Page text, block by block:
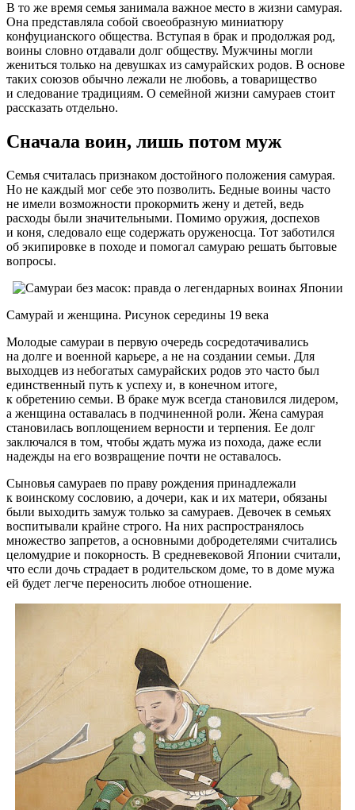
В то же время семья занимала важное место в жизни самурая.
Она представляла собой своеобразную миниатюру
конфуцианского общества. Вступая в брак и продолжая род,
воины словно отдавали долг обществу. Мужчины могли
жениться только на девушках из самурайских родов. В основе
таких союзов обычно лежали не любовь, а товарищество
и следование традициям. О семейной жизни самураев стоит
рассказать отдельно.
Сначала воин, лишь потом муж
Семья считалась признаком достойного положения самурая.
Но не каждый мог себе это позволить. Бедные воины часто
не имели возможности прокормить жену и детей, ведь
расходы были значительными. Помимо оружия, доспехов
и коня, следовало еще содержать оруженосца. Тот заботился
об экипировке в походе и помогал самураю решать бытовые
вопросы.
Самурай и женщина. Рисунок середины 19 века
Молодые самураи в первую очередь сосредотачивались
на долге и военной карьере, а не на создании семьи. Для
выходцев из небогатых самурайских родов это часто был
единственный путь к успеху и, в конечном итоге,
к обретению семьи. В браке муж всегда становился лидером,
а женщина оставалась в подчиненной роли. Жена самурая
становилась воплощением верности и терпения. Ее долг
заключался в том, чтобы ждать мужа из похода, даже если
надежды на его возвращение почти не оставалось.
Сыновья самураев по праву рождения принадлежали
к воинскому сословию, а дочери, как и их матери, обязаны
были выходить замуж только за самураев. Девочек в семьях
воспитывали крайне строго. На них распространялось
множество запретов, а основными добродетелями считались
целомудрие и покорность. В средневековой Японии считали,
что если дочь страдает в родительском доме, то в доме мужа
ей будет легче переносить любое отношение.